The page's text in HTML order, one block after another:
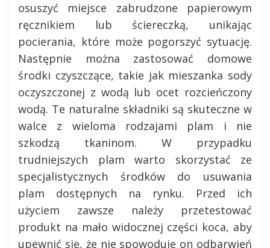
osuszyć miejsce zabrudzone papierowym
ręcznikiem lub ściereczką, unikając
pocierania, które może pogorszyć sytuację.
Następnie można zastosować domowe
środki czyszczące, takie jak mieszanka sody
oczyszczonej z wodą lub ocet rozcieńczony
wodą. Te naturalne składniki są skuteczne w
walce z wieloma rodzajami plam i nie
szkodzą tkaninom. W przypadku
trudniejszych plam warto skorzystać ze
specjalistycznych środków do usuwania
plam dostępnych na rynku. Przed ich
użyciem zawsze należy przetestować
produkt na mało widocznej części koca, aby
upewnić się, że nie spowoduje on odbarwień